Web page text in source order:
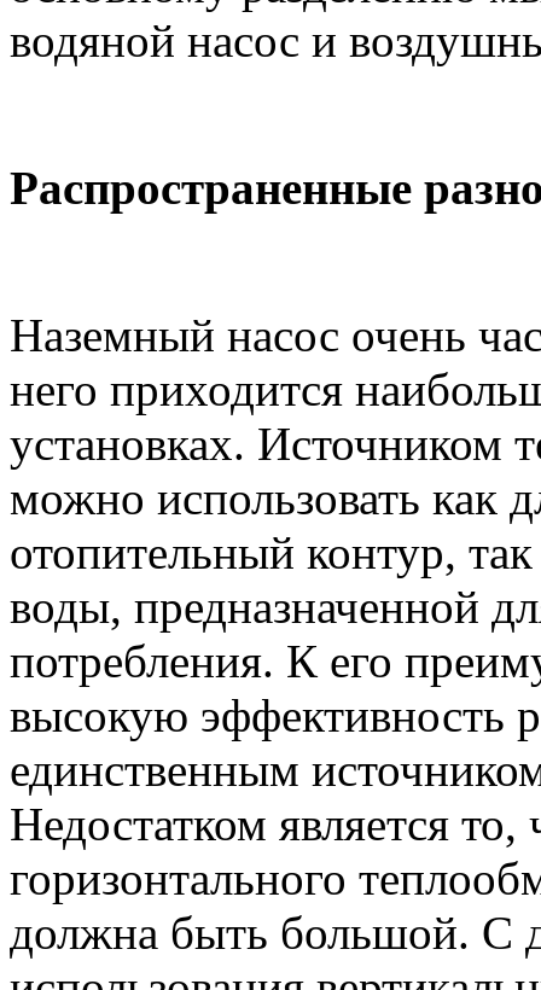
водяной насос и
Распространенные
Наземный насос очень
него приходится
установках. Источником
можно использовать как
отопительный контур,
воды, предназначенной
потребления. К его
высокую эффективность
единственным
Недостатком является
горизонтального
должна быть большой. С